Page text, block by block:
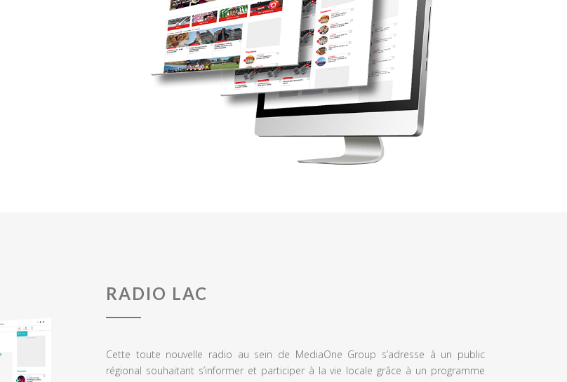
RADIO LAC
Cette toute nouvelle radio au sein de MediaOne Group s’adresse à un public
régional souhaitant s’informer et participer à la vie locale grâce à un programme